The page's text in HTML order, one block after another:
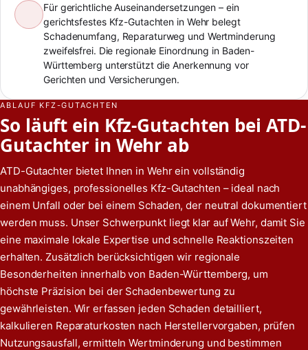
Für gerichtliche Auseinandersetzungen – ein
gerichtsfestes Kfz-Gutachten in Wehr belegt
Schadenumfang, Reparaturweg und Wertminderung
zweifelsfrei. Die regionale Einordnung in Baden-
Württemberg unterstützt die Anerkennung vor
Gerichten und Versicherungen.
ABLAUF KFZ-GUTACHTEN
So läuft ein Kfz-Gutachten bei ATD-
Gutachter in Wehr ab
ATD-Gutachter bietet Ihnen in Wehr ein vollständig
unabhängiges, professionelles Kfz-Gutachten – ideal nach
einem Unfall oder bei einem Schaden, der neutral dokumentiert
werden muss. Unser Schwerpunkt liegt klar auf Wehr, damit Sie
eine maximale lokale Expertise und schnelle Reaktionszeiten
erhalten. Zusätzlich berücksichtigen wir regionale
Besonderheiten innerhalb von Baden-Württemberg, um
höchste Präzision bei der Schadenbewertung zu
gewährleisten. Wir erfassen jeden Schaden detailliert,
kalkulieren Reparaturkosten nach Herstellervorgaben, prüfen
Nutzungsausfall, ermitteln Wertminderung und bestimmen